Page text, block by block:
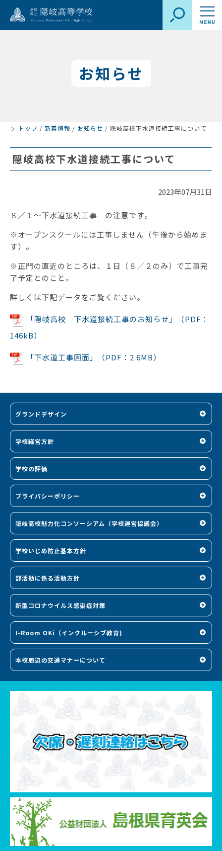
お知らせ
トップ / 新着情報 / お知らせ / 隠岐高校下水道接続工事について
隠岐高校下水道接続工事について
2023年07月31日
８／１～下水道接続工事 の注意です。
※オープンスクールには工事しません（午後から始めま
す）。
※正門の直近のところは、１日（８／２のみ）で工事完
了予定とのこと。
詳しくは下記データをご覧ください。
「隠岐高校 下水道接続工事のお知らせ」
（PDF：
146kB）
「下水道工事図面」（PDF：2.6MB）
グランドデザイン
学校経営方針
学校の評価
プライバシーポリシー
隠岐高校魅力化コンソーシアム（学校運営協議会）
学校いじめ防止基本方針
部活動に係る活動方針
新型コロナウイルス感染症対策
I-Room OKi（インクルーシブ教育)
本校周辺の交通マナーについて